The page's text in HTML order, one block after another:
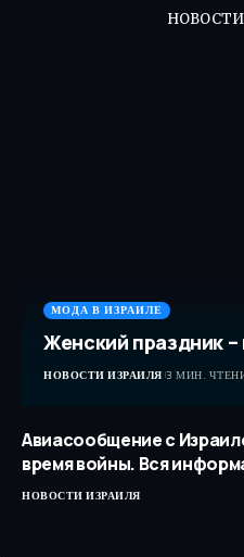
МОДА В ИЗРАИЛЕ
Женский праздник
НОВОСТИ ИЗРАИЛЯ 3 МИН.
Авиасообщение с
время войны. Вся
НОВОСТИ ИЗРАИЛЯ